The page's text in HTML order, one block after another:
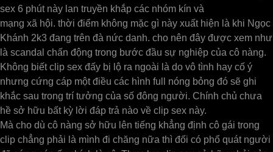
sex 6 phút này lan truyền khắp các nhóm kín và
mạng xã hội. thời điểm không mặc gì này xuất hiện là khi Ngọc
Khánh 2k3 đang trên đà nức danh. cho nên đây được xem như
là scandal chấn động trong bước đầu sự nghiệp của cô nàng.
Không biết clip sex đấy bị lộ ra ngoài là do vô tình hay cố ý
nhưng cứng cáp một điều các hình full nóng bỏng đó sẽ ghi
khắc sau trong trí tưởng của số đông người. Chính chủ chưa
hề sở hữu bất kỳ lời đáp trả nào về clip sex này.
Mà cho dù cô nàng sở hữu lên tiếng khẳng định cô gái trong
clip chẳng phải là mình đi chăng nữa thì đối có phổ quát người